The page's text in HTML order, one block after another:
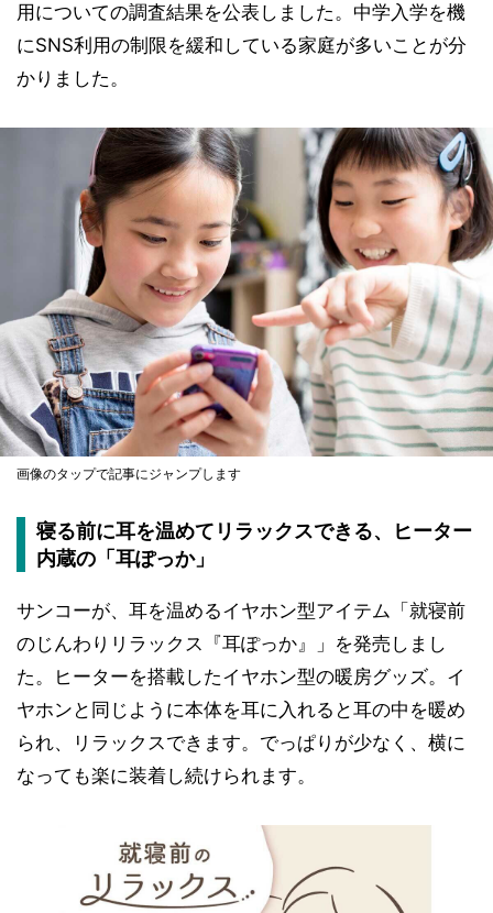
用についての調査結果を公表しました。中学入学を機
にSNS利用の制限を緩和している家庭が多いことが分
かりました。
画像のタップで記事にジャンプします
寝る前に耳を温めてリラックスできる、ヒーター
内蔵の「耳ぽっか」
サンコーが、耳を温めるイヤホン型アイテム「就寝前
のじんわりリラックス『耳ぽっか』」を発売しまし
た。ヒーターを搭載したイヤホン型の暖房グッズ。イ
ヤホンと同じように本体を耳に入れると耳の中を暖め
られ、リラックスできます。でっぱりが少なく、横に
なっても楽に装着し続けられます。